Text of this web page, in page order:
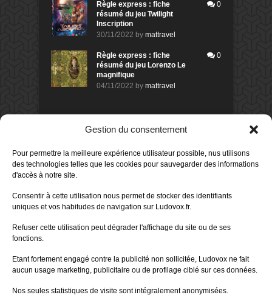
Gestion du consentement
Pour permettre la meilleure expérience utilisateur possible, nus utilisons
des technologies telles que les cookies pour sauvegarder des informations
d'accès à notre site.
Consentir à cette utilisation nous permet de stocker des identifiants
uniques et vos habitudes de navigation sur Ludovox.fr.
Refuser cette utilisation peut dégrader l'affichage du site ou de ses
fonctions.
Etant fortement engagé contre la publicité non sollicitée, Ludovox ne fait
aucun usage marketing, publicitaire ou de profilage ciblé sur ces données.
Nos seules statistiques de visite sont intégralement anonymisées.
Règle express : fiche
résumé du jeu Twilight
Inscription
30/11/2022 by mattravel
0
Règle express : fiche
résumé du jeu Lorenzo Le
magnifique
04/11/2022 by mattravel
0
DERNIERS AVIS DES MEMBRES
Avis de
Sur le jeu Collect!
il y a 2 jours
Avis demorlockbob
Sur le jeu Detective Box - Ciao
Publié leil y a 3 jours
80%
Sur le jeu Detective Box - Ciao
Bella